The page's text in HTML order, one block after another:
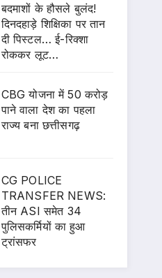
बदमाशों के हौसले बुलंद!
दिनदहाड़े शिक्षिका पर तान
दी पिस्टल… ई-रिक्शा
रोककर लूट…
CBG योजना में 50 करोड़
पाने वाला देश का पहला
राज्य बना छत्तीसगढ़
CG POLICE
TRANSFER NEWS:
तीन ASI समेत 34
पुलिसकर्मियों का हुआ
ट्रांसफर